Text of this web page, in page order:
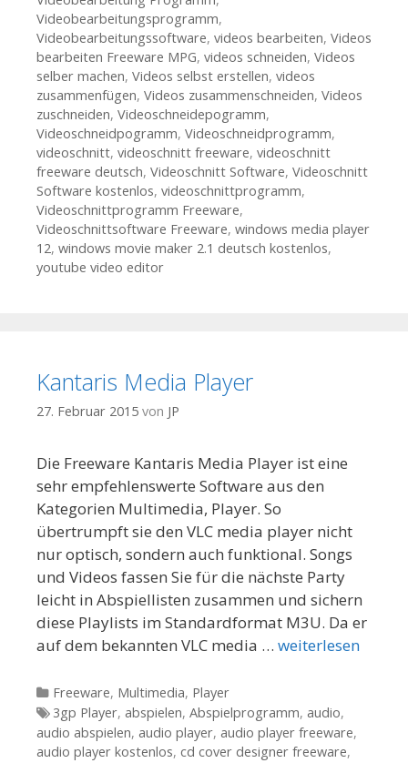
Videobearbeitungsprogramm,
Videobearbeitungssoftware, videos bearbeiten, Videos
bearbeiten Freeware MPG, videos schneiden, Videos
selber machen, Videos selbst erstellen, videos
zusammenfügen, Videos zusammenschneiden, Videos
zuschneiden, Videoschneidepogramm,
Videoschneidpogramm, Videoschneidprogramm,
videoschnitt, videoschnitt freeware, videoschnitt
freeware deutsch, Videoschnitt Software, Videoschnitt
Software kostenlos, videoschnittprogramm,
Videoschnittprogramm Freeware,
Videoschnittsoftware Freeware, windows media player
12, windows movie maker 2.1 deutsch kostenlos,
youtube video editor
Kantaris Media Player
27. Februar 2015 von JP
Die Freeware Kantaris Media Player ist eine
sehr empfehlenswerte Software aus den
Kategorien Multimedia, Player. So
übertrumpft sie den VLC media player nicht
nur optisch, sondern auch funktional. Songs
und Videos fassen Sie für die nächste Party
leicht in Abspiellisten zusammen und sichern
diese Playlists im Standardformat M3U. Da er
auf dem bekannten VLC media … weiterlesen
Kategorien
Freeware, Multimedia, Player
Tags
3gp Player, abspielen, Abspielprogramm, audio,
audio abspielen, audio player, audio player freeware,
audio player kostenlos, cd cover designer freeware,